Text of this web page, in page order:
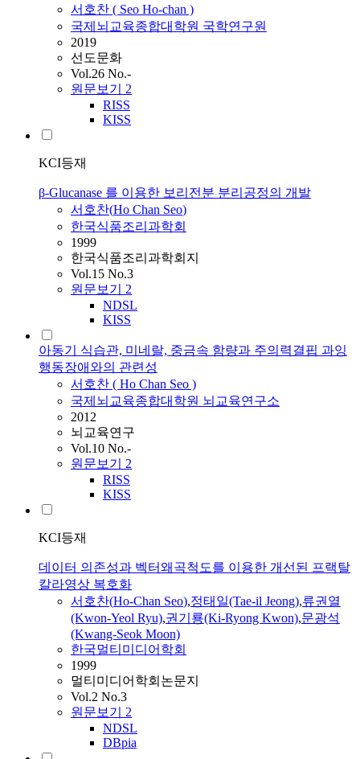
서호찬 ( Seo Ho-chan )
국제뇌교육종합대학원 국학연구원
2019
선도문화
Vol.26 No.-
원문보기 2
RISS
KISS
KCI등재
β-Glucanase 를 이용한 보리전분 분리공정의 개발
서호찬(Ho Chan Seo)
한국식품조리과학회
1999
한국식품조리과학회지
Vol.15 No.3
원문보기 2
NDSL
KISS
아동기 식습관, 미네랄, 중금속 함량과 주의력결핍 과잉
행동장애와의 관련성
서호찬 ( Ho Chan Seo )
국제뇌교육종합대학원 뇌교육연구소
2012
뇌교육연구
Vol.10 No.-
원문보기 2
RISS
KISS
KCI등재
데이터 의존성과 벡터왜곡척도를 이용한 개선된 프랙탈
칼라영상 복호화
서호찬(Ho-Chan Seo),정태일(Tae-il Jeong),류권열
(Kwon-Yeol Ryu),권기룡(Ki-Ryong Kwon),문광석
(Kwang-Seok Moon)
한국멀티미디어학회
1999
멀티미디어학회논문지
Vol.2 No.3
원문보기 2
NDSL
DBpia